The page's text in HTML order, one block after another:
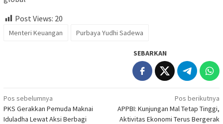
Post Views: 20
Menteri Keuangan Purbaya Yudhi Sadewa
SEBARKAN
Navigasi
pos
Pos sebelumnya
PKS Gerakkan Pemuda Maknai
Iduladha Lewat Aksi Berbagi
Pos berikutnya
APPBI: Kunjungan Mal Tetap Tinggi,
Aktivitas Ekonomi Terus Bergerak